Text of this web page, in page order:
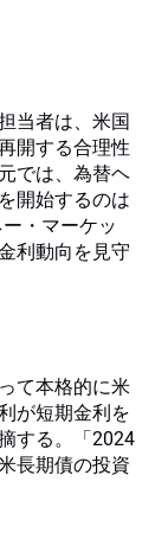
当者は、米国
開する合理性
では、為替ヘ
開始するのは
・マーケッ
利動向を見守
て本格的に米
が短期金利を
する。「2024
長期債の投資